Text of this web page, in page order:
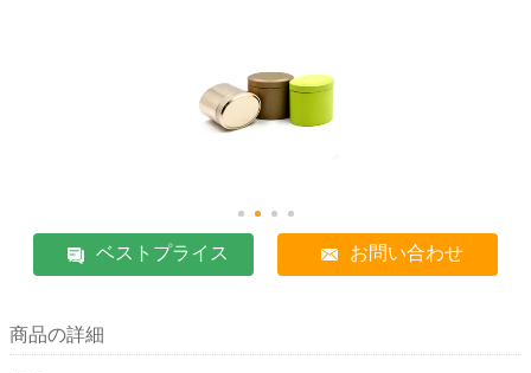
ベストプライス お問い合わせ
商品の詳細